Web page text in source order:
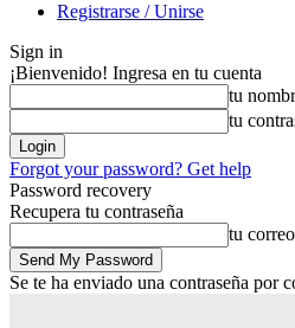
Registrarse / Unirse
Sign in
¡Bienvenido! Ingresa en tu cuenta
tu
tu
Forgot your password? Get help
Password recovery
Recupera tu contraseña
tu
Se te ha enviado una contraseña por